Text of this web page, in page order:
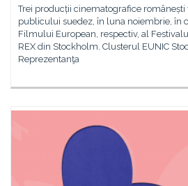
Trei producții cinematografice românești
publicului suedez, în luna noiembrie, în
Filmului European, respectiv, al
REX din Stockholm. Clusterul EUNIC
Reprezentanţa